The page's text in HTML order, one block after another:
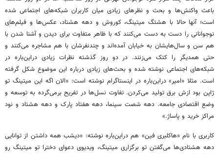
باعث واکنش‌ها و بحث و نظرهای زیادی میان کاربران شبکه‌های اجتماعی شده
است؛ آنها حالا با هشتگ میتینگ، کوروش و دهه هشتاد، عکس‌ها و فیلم‌های
نوجوانانی را دست به دست می‌کنند که با ظاهر متفاوت برای دیدن و آشنا شدن با
هم سن و سال‌هایشان به خیابان آمده‌اند و چندنفرشان با هم مشاجره می‌کنند و
حتی همديگر را کتک می‌زنند. در دو روز گذشته نظرات زیادی دراین‌باره در
شبکه‌های اجتماعی نوشته شده و بحث‌های زیادی درباره این موضوع شکل گرفته
است. مثلا «امیر» دراین‌باره در اینستاگرام نوشته است: «الان اگه این میتینگ تو
ژاپن بود ازش برق تولید می‌کردن. تفاوت نسل‌ها در تفریح برمی‌گرده به توسعه و
وضع اقتصادی جامعه. دهه شصت سینما، دهه هفتاد پارک و دهه هشتاد و نود
مراکز خرید و پاساژ.»
کاربری با نام «هاکلبری فین» هم دراین‌باره نوشته: «دیشب همه داشتن از توانایی
دهه هشتادی‌ها می‌گفتن تو برگزاری میتینگ، ویدیوی دعوای دخترا تو میتینگ رو